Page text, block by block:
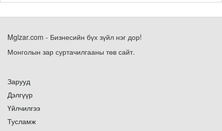
Mglzar.com - Бизнесийн бүх зүйл нэг дор!
Монголын зар суртачилгааны төв сайт.
Зарууд
Дэлгүүр
Үйлчилгээ
Тусламж